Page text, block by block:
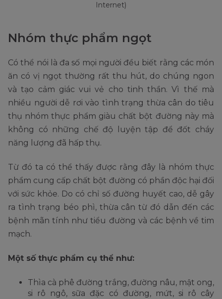
Internet)
Nhóm thực phẩm ngọt
Có thể nói là đa số mọi người đều biết rằng các món
ăn có vị ngọt thường rất thu hút, do chúng ngon
và tạo cảm giác vui vẻ cho tinh thần. Vì thế mà
nhiều người dễ rơi vào tình trạng thừa cân do tiêu
thụ nhóm thực phẩm giàu chất bột đường này mà
không có những chế độ luyện tập để đốt cháy
năng lượng đã hấp thụ.
Từ đó ta có thể thấy được rằng đây là nhóm thực
phẩm cung cấp chất bột đường có phần độc hại đối
với sức khỏe. Do có chỉ số đường huyết cao, dễ gây
ra tình trạng béo phì, thừa cân từ đó dẫn đến các
bệnh mãn tính như tiểu đường và các bệnh về tim
mạch.
Một số thực phẩm cụ thể như:
Thìa cà phê đường trắng, đường nâu, mật ong,
si rô ngô, sữa đặc có đường, mứt, si rô cây